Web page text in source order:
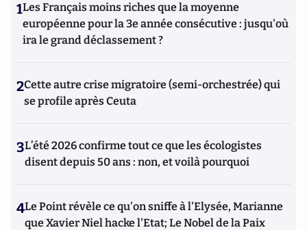
1Les Français moins riches que la moyenne
européenne pour la 3e année consécutive : jusqu'où
ira le grand déclassement ?
2Cette autre crise migratoire (semi-orchestrée) qui
se profile après Ceuta
3L’été 2026 confirme tout ce que les écologistes
disent depuis 50 ans : non, et voilà pourquoi
4Le Point révèle ce qu'on sniffe à l'Elysée, Marianne
que Xavier Niel hacke l'Etat; Le Nobel de la Paix